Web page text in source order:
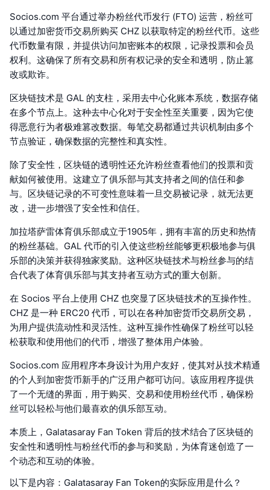
Socios.com 平台通过举办粉丝代币发行 (FTO) 运营，粉丝可
以通过加密货币交易所购买 CHZ 以获取特定的粉丝代币。这些
代币数量有限，并提供访问加密账本的权限，记录投票和会员
权利。这确保了所有交易和所有权记录的安全和透明，防止篡
改或欺诈。
区块链技术是 GAL 的支柱，采用去中心化账本系统，数据存储
在多个节点上。这种去中心化对于安全性至关重要，因为它使
得恶意行为者极难篡改数据。每笔交易都通过共识机制由多个
节点验证，确保数据的完整性和真实性。
除了安全性，区块链的透明性还允许粉丝查看他们的投票和贡
献如何被使用。这建立了俱乐部与其支持者之间的信任和参
与。区块链记录的不可变性意味着一旦交易被记录，就无法更
改，进一步增强了安全性和信任。
加拉塔萨雷体育俱乐部成立于1905年，拥有丰富的历史和热情
的粉丝基础。GAL 代币的引入使这些粉丝能够更积极地参与俱
乐部的决策并获得独家奖励。这种区块链技术与粉丝参与的结
合代表了体育俱乐部与其支持者互动方式的重大创新。
在 Socios 平台上使用 CHZ 也突显了区块链技术的互操作性。
CHZ 是一种 ERC20 代币，可以在各种加密货币交易所交易，
为用户提供流动性和灵活性。这种互操作性确保了粉丝可以轻
松获取和使用他们的代币，增强了整体用户体验。
Socios.com 应用程序本身设计为用户友好，使其对从技术精通
的个人到加密货币新手的广泛用户都可访问。该应用程序提供
了一个无缝的界面，用于购买、交易和使用粉丝代币，确保粉
丝可以轻松与他们最喜欢的俱乐部互动。
本质上，Galatasaray Fan Token 背后的技术结合了区块链的
安全性和透明性与粉丝代币的参与和奖励，为体育迷创造了一
个动态和互动的体验。
以下是内容：Galatasaray Fan Token的实际应用是什么？